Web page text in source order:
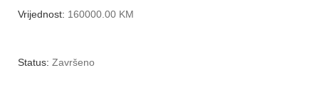
Vrijednost: 160000.00 KM
Status: Završeno